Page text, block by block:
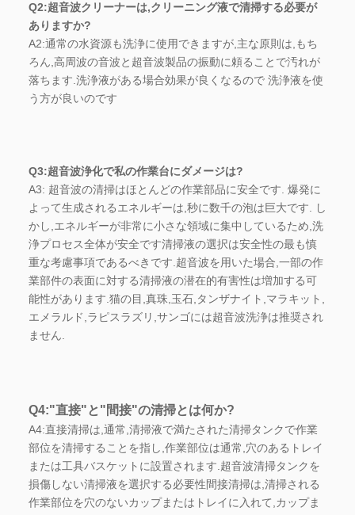
Q2:超音波クリーナーは,クリーニング液で清掃する必要が
ありますか?
A2:通常の水資源も洗浄に使用できますが,主な原則は,もち
ろん,高周波の音波と超音波製品の振動に頼ることで汚れが
落ちます.洗浄液がある場合効果が良くなるので 洗浄液を使
う方が良いのです
Q3:超音波浄化で私の作業台にダメージは?
A3: 超音波の清掃はほとんどの作業部品に安全です. 爆発に
よって生成されるエネルギーは,秒に数千の泡は巨大です. し
かし,エネルギーが非常に小さな領域に集中しているため,洗
浄プロセス全体が安全です清掃液の選択は安全性の最も慎
重な考慮事項であるべきです.超音波を用いた場合,一部の作
業部件の表面に対する清掃液の潜在的有害性は増加する可
能性があります.猫の目,真珠,玉石,タンザナイト,マラキット,
エメラルド,ラピスラズリ,サンゴには超音波洗浄は推奨され
ません.
Q4:"直接"と"間接"の清掃とは何か?
A4:直接清掃は,通常,清掃液で満たされた清掃タンクで作業
部位を清掃することを指し,作業部位は通常,穴のあるトレイ
または工具バスケットに設置されます.超音波清掃タンクを
損傷しない清掃液を選択する必要性間接清掃は,清掃される
作業部位を穴のないカップまたはトレイに入れて,カップま